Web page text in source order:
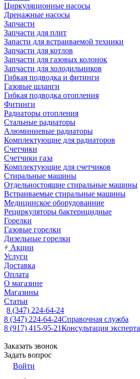
Циркуляционные насосы
Дренажные насосы
Запчасти
Запчасти для плит
Запасти для встраиваемой техники
Запчасти для котлов
Запчасти для газовых колонок
Запчасти для холодильников
Гибкая подводка и фитинги
Газовые шланги
Гибкая подводка отопления
Фитинги
Радиаторы отопления
Стальные радиаторы
Алюминиевые радиаторы
Комплектующие для радиаторов
Счетчики
Счетчики газа
Комплектующие для счетчиков
Стиральные машины
Отдельностоящие стиральные машины
Встраиваемые стиральные машины
Медицинское оборудованние
Рециркуляторы бактерицидные
Горелки
Газовые горелки
Дизельные горелки
Акции
Услуги
Доставка
Оплата
О магазине
Магазины
Статьи
8 (347) 224-64-24
8 (347) 224-64-24Справочная служба
8 (917) 415-95-21Консультация эксперта
Заказать звонок
Задать вопрос
Войти